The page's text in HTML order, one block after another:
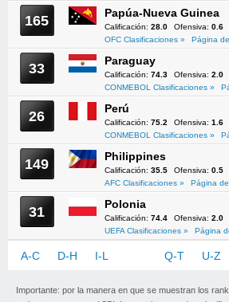
165 Papúa-Nueva Guinea
Calificación: 28.0 Ofensiva: 0.6
OFC Clasificaciones »
Página
33 Paraguay
Calificación: 74.3 Ofensiva: 2.0
CONMEBOL Clasificaciones »
26 Perú
Calificación: 75.2 Ofensiva: 1.6
CONMEBOL Clasificaciones »
149 Philippines
Calificación: 35.5 Ofensiva: 0.5
AFC Clasificaciones »
Página
31 Polonia
Calificación: 74.4 Ofensiva: 2.0
UEFA Clasificaciones »
Página
A-C D-H I-L Q-T U-Z
Importante: por la manera en que se muestran los